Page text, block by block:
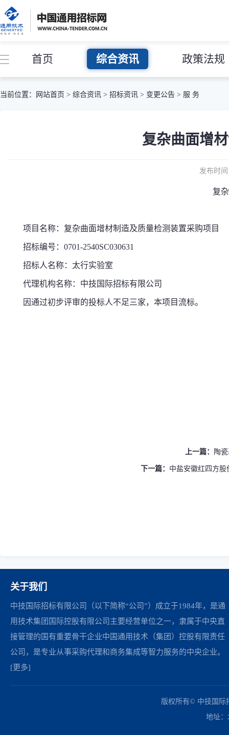
首页 综合资讯 政策法规
当前位置： 网站首页 > 综合资讯 > 招标资讯 > 变更公告 > 服 务
复杂曲面增
发布时
复
项目名称：复杂曲面增材制造及质量检测装置采购项目
招标编号：0701-2540SC030631
招标人名称：太行实验室
代理机构名称：中技国际招标有限公司
因通过初步评审的投标人不足三家，本项目流标。
上一篇： 陶
下一篇： 中盐安徽红四方
关于我们
中技国际招标有限公司（以下简称“公司”）成立于1984年，是通
用技术集团国际控股有限公司主要经营单位之一，隶属于中央直
接管理的国有重要骨干企业中国通用技术（集团）控股有限责任
公司，是专业从事采购代理和商务集成等智力服务的中央企业。
[更多]
版权所有© 中技国际
地址：